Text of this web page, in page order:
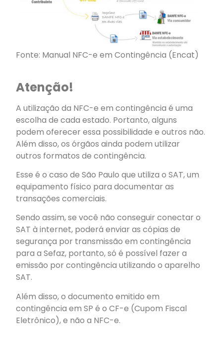
Fonte: Manual NFC-e em Contingência (Encat)
Atenção!
A utilização da NFC-e em contingência é uma
escolha de cada estado. Portanto, alguns
podem oferecer essa possibilidade e outros não.
Além disso, os órgãos ainda podem utilizar
outros formatos de contingência.
Esse é o caso de São Paulo que utiliza o SAT, um
equipamento físico para documentar as
transações comerciais.
Sendo assim, se você não conseguir conectar o
SAT à internet, poderá enviar as cópias de
segurança por transmissão em contingência
para a Sefaz, portanto, só é possível fazer a
emissão por contingência utilizando o aparelho
SAT.
Além disso, o documento emitido em
contingência em SP é o CF-e (Cupom Fiscal
Eletrônico), e não a NFC-e.